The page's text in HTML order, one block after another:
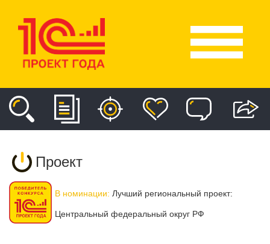
Проект
В номинации: Лучший региональный проект:
Центральный федеральный округ РФ